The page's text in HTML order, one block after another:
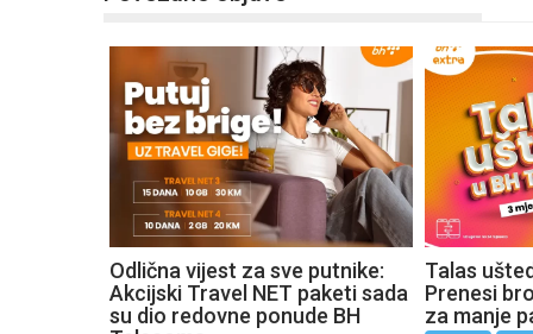
Odlična vijest za sve putnike:
Akcijski Travel NET paketi sada
su dio redovne ponude BH
Talas
Prenesi
za manje